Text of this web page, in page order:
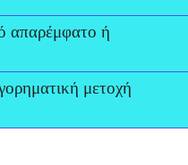
απαρέμφατο ή
μετοχή